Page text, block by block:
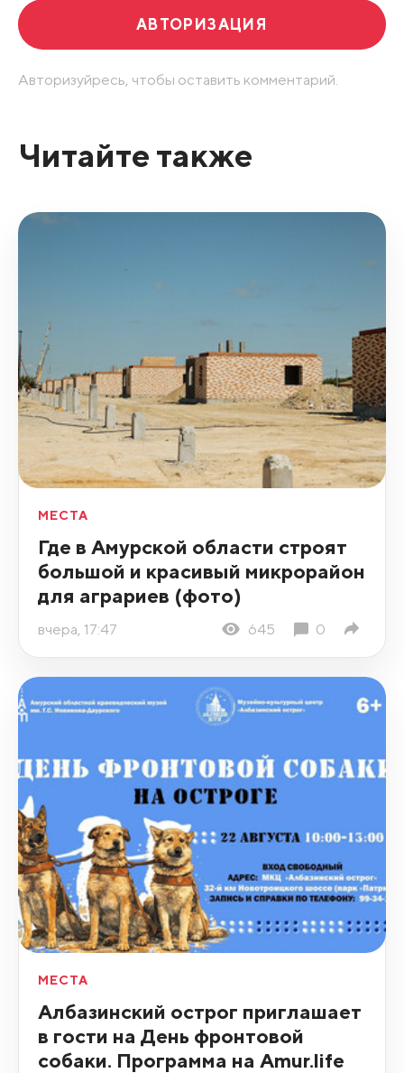
АВТОРИЗАЦИЯ
Авторизуйресь, чтобы оставить комментарий.
Читайте также
МЕСТА
Где в Амурской области строят
большой и красивый микрорайон
для аграриев (фото)
вчера, 17:47 645 0
МЕСТА
Албазинский острог приглашает
в гости на День фронтовой
собаки. Программа на Amur.life